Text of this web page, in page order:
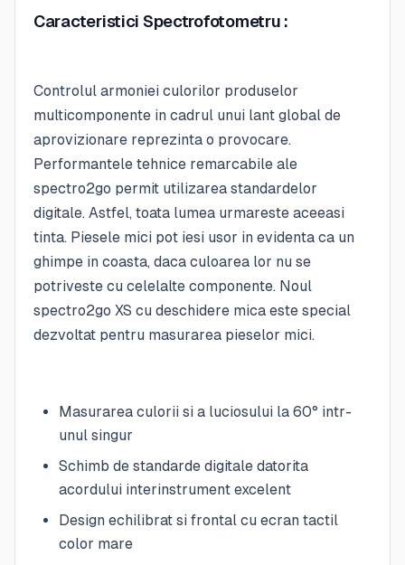
Caracteristici Spectrofotometru :
Controlul armoniei culorilor produselor
multicomponente in cadrul unui lant global de
aprovizionare reprezinta o provocare.
Performantele tehnice remarcabile ale
spectro2go permit utilizarea standardelor
digitale. Astfel, toata lumea urmareste aceeasi
tinta. Piesele mici pot iesi usor in evidenta ca un
ghimpe in coasta, daca culoarea lor nu se
potriveste cu celelalte componente. Noul
spectro2go XS cu deschidere mica este special
dezvoltat pentru masurarea pieselor mici.
Masurarea culorii si a luciosului la 60° intr-
unul singur
Schimb de standarde digitale datorita
acordului interinstrument excelent
Design echilibrat si frontal cu ecran tactil
color mare